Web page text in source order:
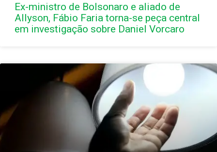
Ex-ministro de Bolsonaro e aliado de
Allyson, Fábio Faria torna-se peça central
em investigação sobre Daniel Vorcaro